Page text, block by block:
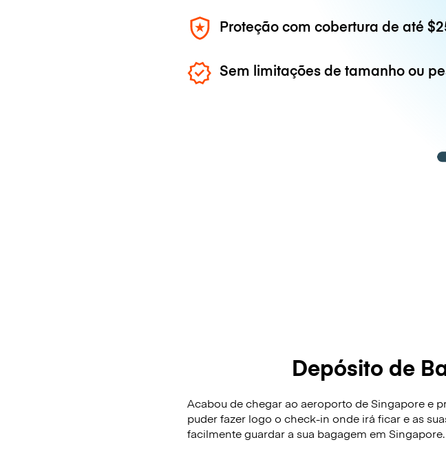
Proteção com cobertura de até
Sem limitações de tamanho ou
Depósito de
Acabou de chegar ao aeroporto de Singapore e
puder fazer logo o check-in onde irá ficar e as
facilmente guardar a sua bagagem em Singapore.